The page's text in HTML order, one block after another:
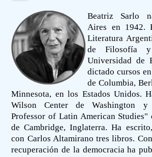
Beatriz Sarlo
Aires en 1942.
Literatura
de Filosofía
Universidad de
dictado cursos
de Columbia,
Minnesota, en los Estados Unidos.
Wilson Center de Washington
Professor of Latin American Studies"
de Cambridge, Inglaterra. Ha
con Carlos Altamirano tres libros.
recuperación de la democracia ha